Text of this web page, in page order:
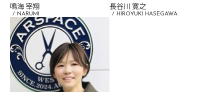
鳴海 宰翔
NARUMI
長谷川 寛之
HIROYUKI HASEGAWA